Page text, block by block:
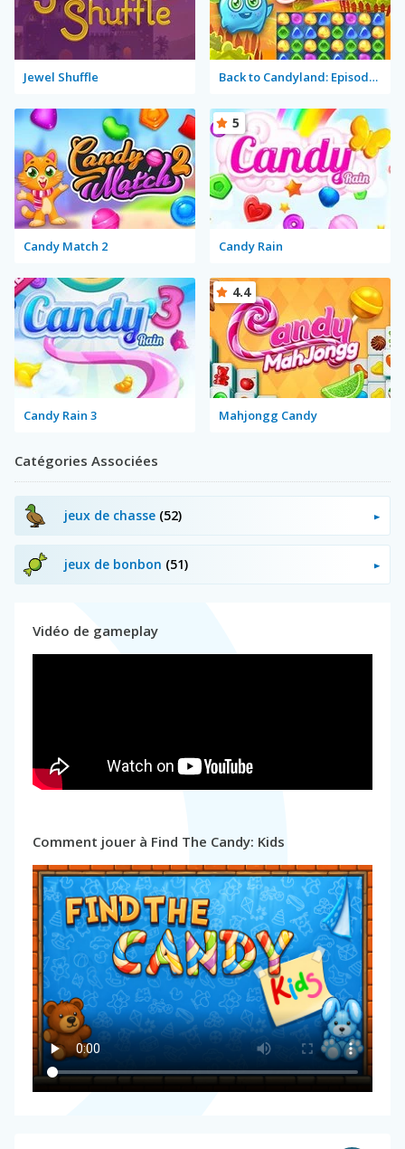
Jewel Shuffle Back to Candyland: Episode 1
Candy Match 2 Candy Rain
5
Candy Rain 3 Mahjongg Candy
4.4
Catégories Associées
jeux de chasse (52)
jeux de bonbon (51)
Vidéo de gameplay
Comment jouer à Find The Candy: Kids